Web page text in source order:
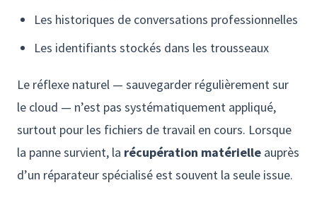
Les historiques de conversations professionnelles
Les identifiants stockés dans les trousseaux
Le réflexe naturel — sauvegarder régulièrement sur
le cloud — n’est pas systématiquement appliqué,
surtout pour les fichiers de travail en cours. Lorsque
la panne survient, la récupération matérielle auprès
d’un réparateur spécialisé est souvent la seule issue.